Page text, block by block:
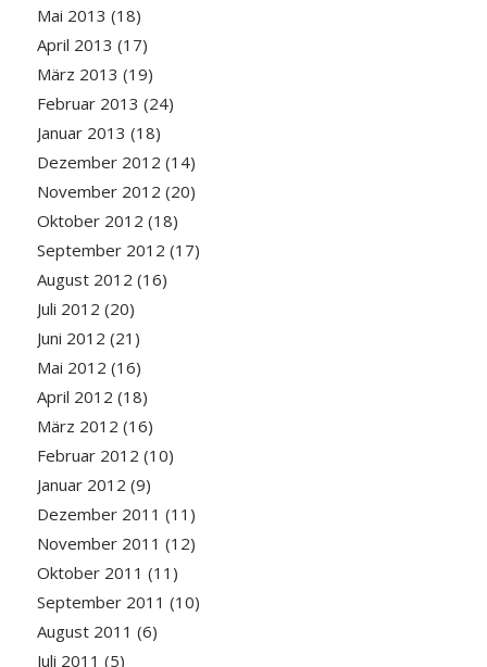
Mai 2013 (18)
April 2013 (17)
März 2013 (19)
Februar 2013 (24)
Januar 2013 (18)
Dezember 2012 (14)
November 2012 (20)
Oktober 2012 (18)
September 2012 (17)
August 2012 (16)
Juli 2012 (20)
Juni 2012 (21)
Mai 2012 (16)
April 2012 (18)
März 2012 (16)
Februar 2012 (10)
Januar 2012 (9)
Dezember 2011 (11)
November 2011 (12)
Oktober 2011 (11)
September 2011 (10)
August 2011 (6)
Juli 2011 (5)